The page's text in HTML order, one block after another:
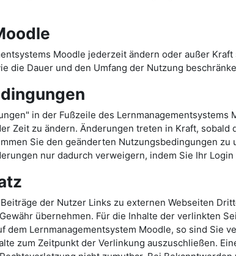
Moodle jederzeit ändern oder außer
die Dauer und den Umfang der Nutzung
in der Fußzeile des Lernmanagementsystems
Zeit zu ändern. Änderungen treten in Kraft,
Sie den geänderten Nutzungsbedingungen
nur dadurch verweigern, indem Sie Ihr
der Nutzer Links zu externen Webseiten
übernehmen. Für die Inhalte der verlinkten
Lernmanagementsystem Moodle, so sind Sie
zum Zeitpunkt der Verlinkung auszuschließen.